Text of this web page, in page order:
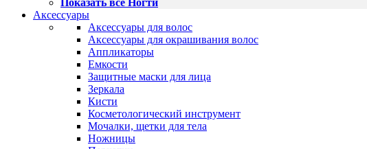
Показать все Ногти
Аксессуары
Аксессуары для волос
Аксессуары для окрашивания волос
Аппликаторы
Емкости
Защитные маски для лица
Зеркала
Кисти
Косметологический инструмент
Мочалки, щетки для тела
Ножницы